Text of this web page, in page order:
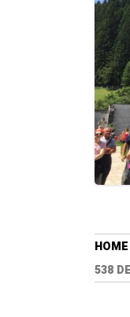
HOME
538